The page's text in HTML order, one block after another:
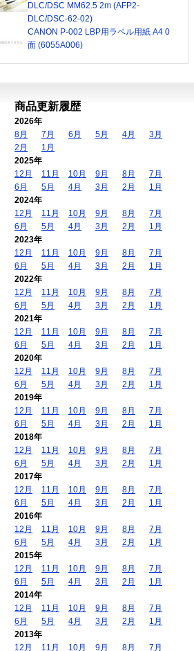
DLC/DSC MM62.5 2m (AFP2-
DLC/DSC-62-02)
CANON P-002 LBP用ラベル用紙 A4 0
面 (6055A006)
商品更新履歴
2026年
8月
7月 6月 5月 4月
3月
2月
1月
2025年
12月
11月 10月 9月 8月
7月
6月
5月 4月 3月 2月
1月
2024年
12月
11月 10月 9月 8月
7月
6月
5月 4月 3月 2月
1月
2023年
12月
11月 10月 9月 8月
7月
6月
5月 4月 3月 2月
1月
2022年
12月
11月 10月 9月 8月
7月
6月
5月 4月 3月 2月
1月
2021年
12月
11月 10月 9月 8月
7月
6月
5月 4月 3月 2月
1月
2020年
12月
11月 10月 9月 8月
7月
6月
5月 4月 3月 2月
1月
2019年
12月
11月 10月 9月 8月
7月
6月
5月 4月 3月 2月
1月
2018年
12月
11月 10月 9月 8月
7月
6月
5月 4月 3月 2月
1月
2017年
12月
11月 10月 9月 8月
7月
6月
5月 4月 3月 2月
1月
2016年
12月
11月 10月 9月 8月
7月
6月
5月 4月 3月 2月
1月
2015年
12月
11月 10月 9月 8月
7月
6月
5月 4月 3月 2月
1月
2014年
12月
11月 10月 9月 8月
7月
6月
5月 4月 3月 2月
1月
2013年
12月
11月 10月 9月 8月 7月